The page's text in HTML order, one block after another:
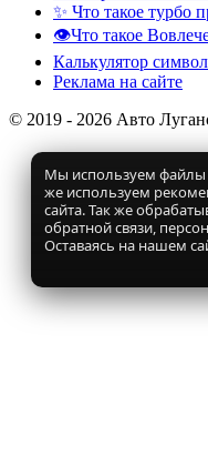
✨ Что такое турбо
👁️Что такое
Калькулятор
Реклама на сайте
© 2019 - 2026 Авто
Мы используем файлы
же используем
сайта. Так же
обратной связи,
Оставаясь на нашем